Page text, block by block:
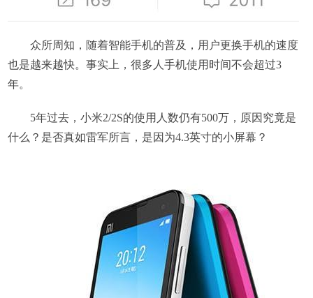
众所周知，随着智能手机的普及，用户更换手机的速度
也是越来越快。事实上，很多人手机使用时间不会超过3
年。
5年过去，小米2/2S的使用人数仍有500万，原因究竟是
什么？是否真如雷军所言，是因为4.3英寸的小屏幕？